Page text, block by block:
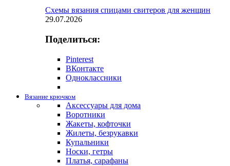
Схемы вязания спицами свитеров для женщин
29.07.2026
Поделиться:
Pinterest
ВКонтакте
Одноклассники
Вязание крючком
Аксессуары для дома
Воротники
Жакеты, кофточки
Жилеты, безрукавки
Купальники
Носки, гетры
Платья, сарафаны